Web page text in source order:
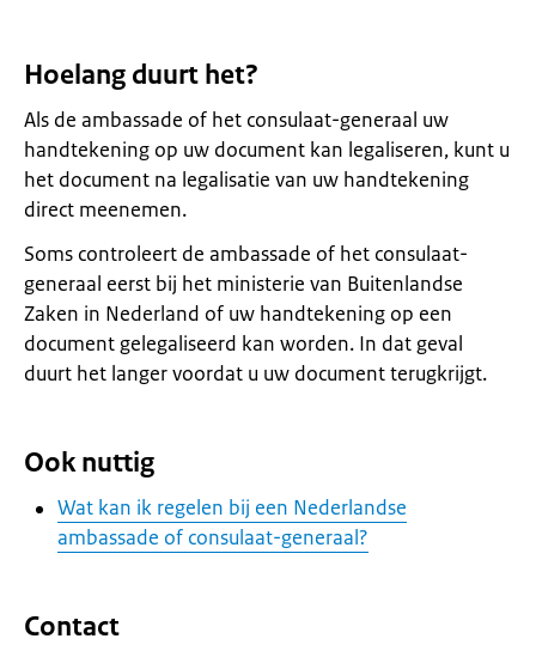
Hoelang duurt het?
Als de ambassade of het consulaat-generaal uw
handtekening op uw document kan legaliseren, kunt u
het document na legalisatie van uw handtekening
direct meenemen.
Soms controleert de ambassade of het consulaat-
generaal eerst bij het ministerie van Buitenlandse
Zaken in Nederland of uw handtekening op een
document gelegaliseerd kan worden. In dat geval
duurt het langer voordat u uw document terugkrijgt.
Ook nuttig
Wat kan ik regelen bij een Nederlandse
ambassade of consulaat-generaal?
Contact